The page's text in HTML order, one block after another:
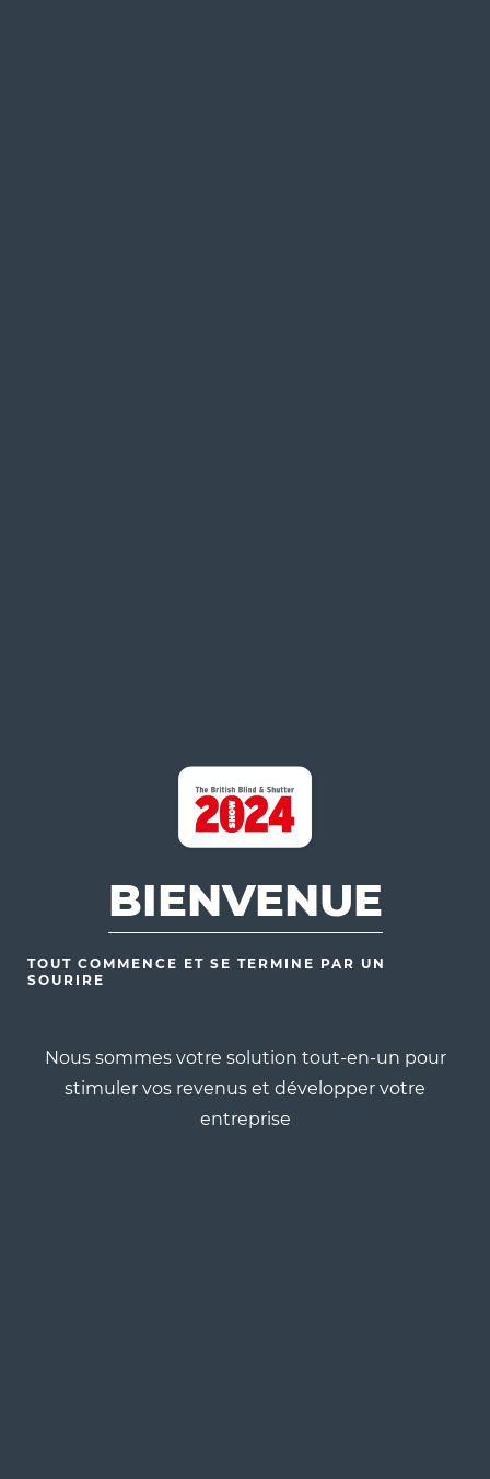
BIENVENUE
TOUT COMMENCE ET SE TERMINE PAR UN
SOURIRE
Nous sommes votre solution tout-en-un pour
stimuler vos revenus et développer votre
entreprise